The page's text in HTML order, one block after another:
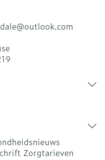
outlook.com
Zorgtarieven